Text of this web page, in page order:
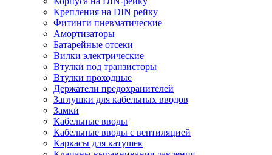
Крепления на DIN рейку
Фитинги пневматические
Амортизаторы
Батарейные отсеки
Вилки электрические
Втулки под транзисторы
Втулки проходные
Держатели предохранителей
Заглушки для кабельных вводов
Замки
Кабельные вводы
Кабельные вводы с вентиляцией
Каркасы для катушек